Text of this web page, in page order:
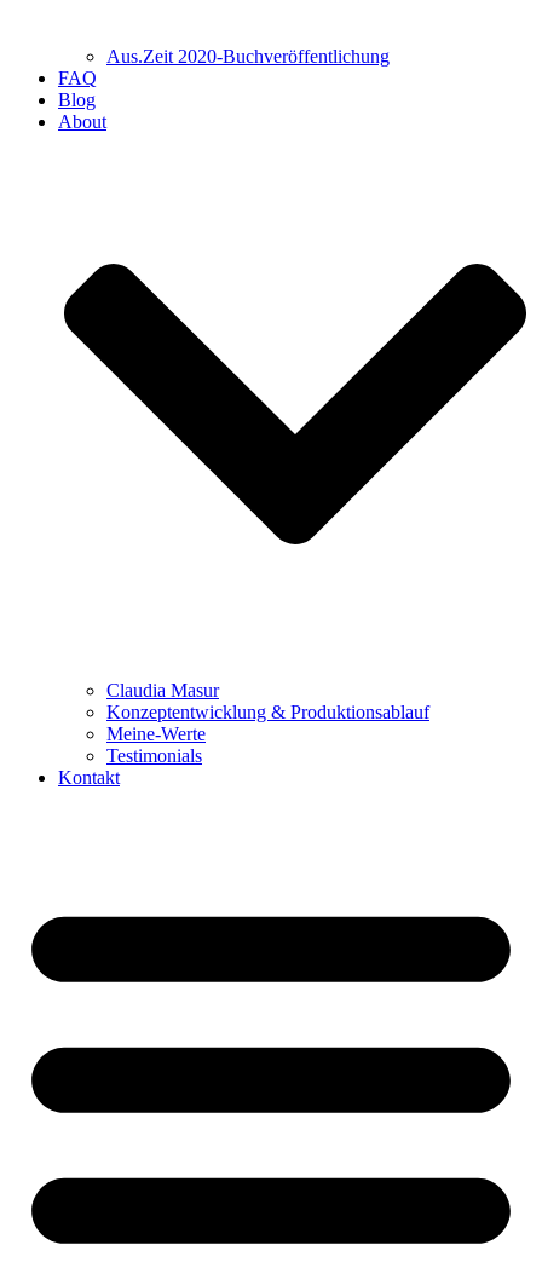
Aus.Zeit 2020-Buch­veröffentlichung
FAQ
Blog
About
Claudia Masur
Konzeptentwicklung & Produktionsablauf
Meine-Werte
Testimonials
Kontakt